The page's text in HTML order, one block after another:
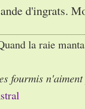
d'ingrats.
la raie
fourmis